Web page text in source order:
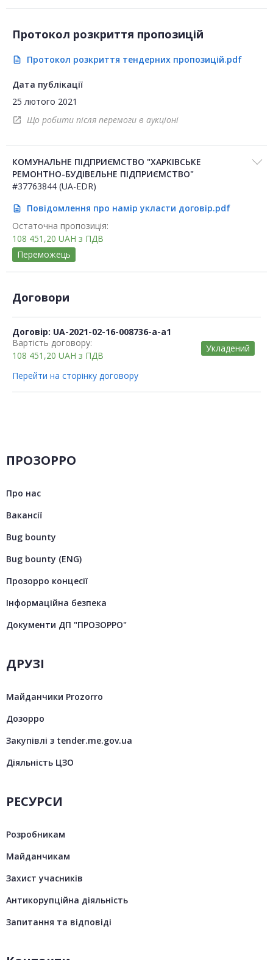
Протокол розкриття пропозицій
description Протокол розкриття тендерних пропозицій.pdf
Дата публікації
25 лютого 2021
open_in_new Що робити після перемоги в аукціоні
КОМУНАЛЬНЕ ПІДПРИЄМСТВО "ХАРКІВСЬКЕ
РЕМОНТНО-БУДІВЕЛЬНЕ ПІДПРИЄМСТВО"
#37763844 (UA-EDR)
description
Повідомлення про намір укласти договір.pdf
Остаточна пропозиція:
108 451,20 UAH з ПДВ
Переможець
Договори
Договір: UA-2021-02-16-008736-a-a1
Вартість договору:
108 451,20 UAH з ПДВ
Укладений
Перейти на сторінку договору
ПРОЗОРРО
Про нас
Вакансії
Bug bounty
Bug bounty (ENG)
Прозорро концесії
Інформаційна безпека
Документи ДП "ПРОЗОРРО"
ДРУЗІ
Майданчики Prozorro
Дозорро
Закупівлі з tender.me.gov.ua
Діяльність ЦЗО
РЕСУРСИ
Розробникам
Майданчикам
Захист учасників
Антикорупційна діяльність
Запитання та відповіді